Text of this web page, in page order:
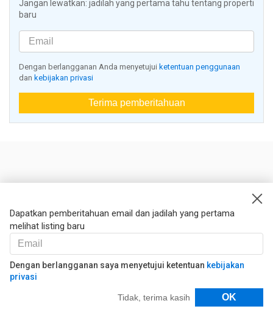
Jangan lewatkan: jadilah yang pertama tahu tentang properti
baru
Dengan berlangganan Anda menyetujui ketentuan penggunaan
dan kebijakan privasi
Terima pemberitahuan
Dapatkan pemberitahuan email dan jadilah yang pertama
melihat listing baru
Dengan berlangganan saya menyetujui ketentuan kebijakan
privasi
Tidak, terima kasih OK
Filter
Kontak kami
Hukum
Syarat dan ketentuan
Kebijakan privasi
Kebijakan Cookies